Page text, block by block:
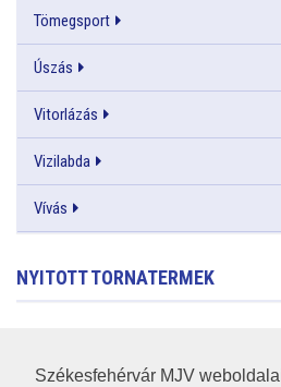
Székesfehérvár MJV
Tömegsport
Úszás
Vitorlázás
Vizilabda
Vívás
NYITOTT TORNATERMEK
RSS